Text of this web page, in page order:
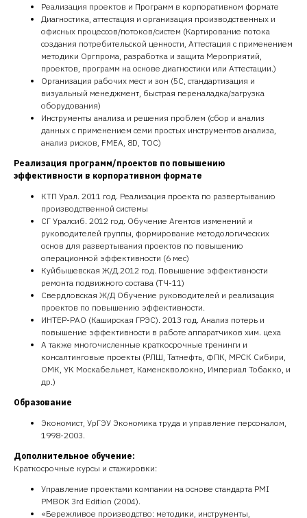
Реализация проектов и Программ в корпоративном формате
Диагностика, аттестация и организация производственных и
офисных процессов/потоков/систем (Картирование потока
создания потребительской ценности, Аттестация с применением
методики Оргпрома, разработка и защита Мероприятий,
проектов, программ на основе диагностики или Аттестации.)
Организация рабочих мест и зон (5С, стандартизация и
визуальный менеджмент, быстрая переналадка/загрузка
оборудования)
Инструменты анализа и решения проблем (сбор и анализ
данных с применением семи простых инструментов анализа,
анализ рисков, FMEA, 8D, ТОС)
Реализация программ/проектов по повышению
эффективности в корпоративном формате
КТП Урал. 2011 год. Реализация проекта по развертыванию
производственной системы
СГ Уралсиб. 2012 год. Обучение Агентов изменений и
руководителей группы, формирование методологических
основ для развертывания проектов по повышению
операционной эффективности (6 мес)
Куйбышевская Ж/Д.2012 год. Повышение эффективности
ремонта подвижного состава (ТЧ-11)
Свердловская Ж/Д Обучение руководителей и реализация
проектов по повышению эффективности.
ИНТЕР-РАО (Каширская ГРЭС). 2013 год. Анализ потерь и
повышение эффективности в работе аппаратчиков хим. цеха
А также многочисленные краткосрочные тренинги и
консалтинговые проекты (РЛШ, Татнефть, ФПК, МРСК Сибири,
ОМК, УК Москабельмет, Каменскволокно, Империал Тобакко, и
др.)
Образование
Экономист, УрГЭУ Экономика труда и управление персоналом,
1998-2003.
Дополнительное обучение:
Краткосрочные курсы и стажировки:
Управление проектами компании на основе стандарта PMI
PMBOK 3rd Edition (2004).
«Бережливое производство: методики, инструменты,